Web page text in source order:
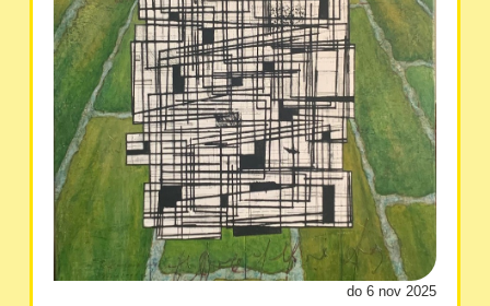
do 6 nov 2025